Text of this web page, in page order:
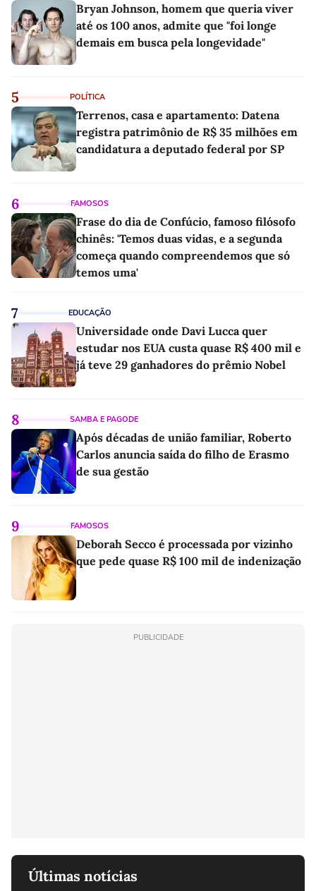
Bryan Johnson, homem que queria viver
até os 100 anos, admite que "foi longe
demais em busca pela longevidade"
5 POLÍTICA
Terrenos, casa e apartamento: Datena
registra patrimônio de R$ 35 milhões em
candidatura a deputado federal por SP
6 FAMOSOS
Frase do dia de Confúcio, famoso filósofo
chinês: 'Temos duas vidas, e a segunda
começa quando compreendemos que só
temos uma'
7 EDUCAÇÃO
Universidade onde Davi Lucca quer
estudar nos EUA custa quase R$ 400 mil e
já teve 29 ganhadores do prêmio Nobel
8 SAMBA E PAGODE
Após décadas de união familiar, Roberto
Carlos anuncia saída do filho de Erasmo
de sua gestão
9 FAMOSOS
Deborah Secco é processada por vizinho
que pede quase R$ 100 mil de indenização
PUBLICIDADE
Últimas notícias